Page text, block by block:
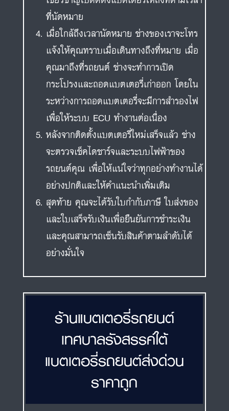
ที่นัดหมาย
เมื่อใกล้ถึงเวลานัดหมาย ช่างของเราจะโทร
แจ้งให้คุณทราบเมื่อเดินทางถึงที่หมาย เมื่อ
คุณมาถึงที่รถยนต์ ช่างจะทำการเปิด
กระโปรงและถอดแบตเตอรี่เก่าออก โดยใน
ระหว่างการถอดแบตเตอรี่จะมีการสำรองไฟ
เพื่อให้ระบบ ECU ทำงานต่อเนื่อง
หลังจากติดตั้งแบตเตอรี่ใหม่เสร็จแล้ว ช่าง
จะตรวจเช็คไดชาร์จและระบบไฟฟ้าของ
รถยนต์คุณ เพื่อให้แน่ใจว่าทุกอย่างทำงานได้
อย่างปกติและให้คำแนะนำเพิ่มเติม
สุดท้าย คุณจะได้รับใบกำกับภาษี ใบส่งของ
และใบเสร็จรับเงินเพื่อยืนยันการชำระเงิน
และคุณสามารถเซ็นรับสินค้าตามลำดับได้
อย่างมั่นใจ
ร้านแบตเตอรี่รถยนต์
เทศบาลรังสรรค์ใต้
แบตเตอรี่รถยนต์ส่งด่วน
ราคาถูก